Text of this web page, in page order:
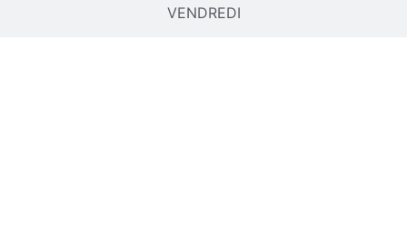
VENDREDI